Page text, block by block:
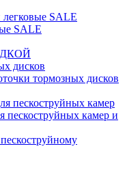
SALE
SALE
дисков
тормозных дисков
пескоструйных камер
пескоструйных камер и